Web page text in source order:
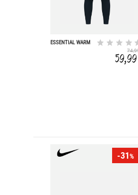
ESSENTIAL WARM
-31%